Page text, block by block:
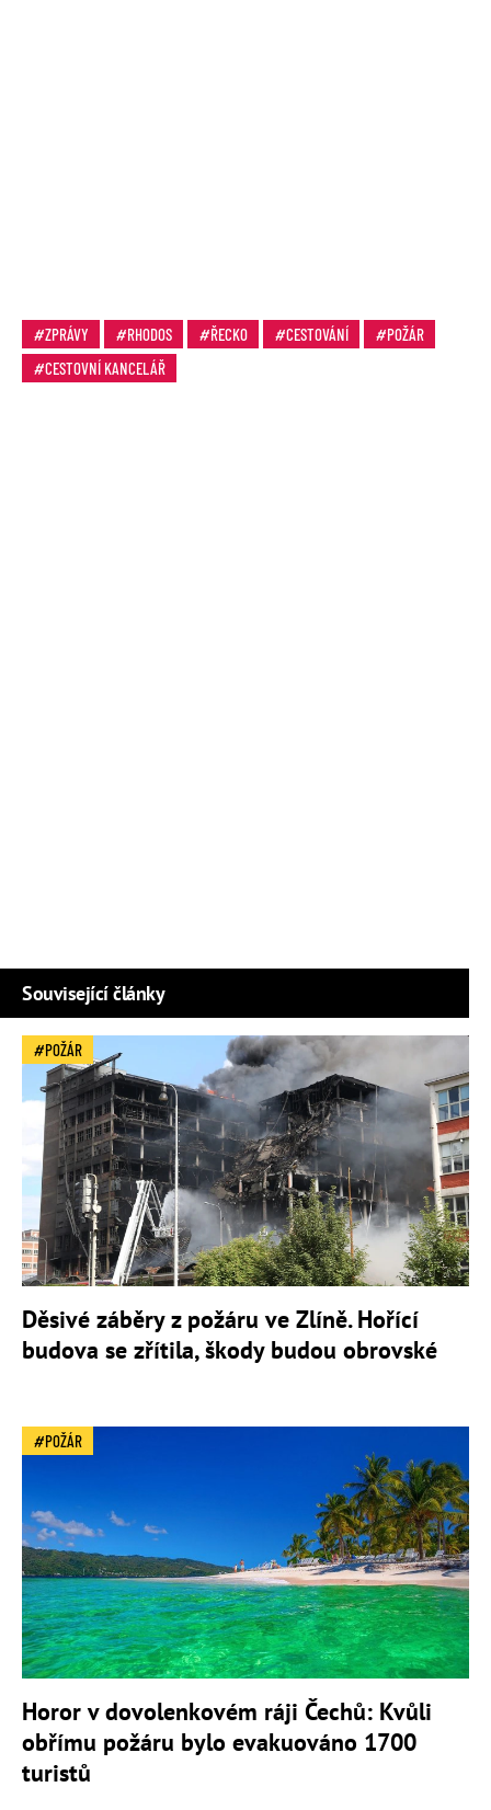
ZPRÁVY RHODOS ŘECKO CESTOVÁNÍ
POŽÁR
CESTOVNÍ KANCELÁŘ
Související články
POŽÁR
Děsivé záběry z požáru ve Zlíně. Hořící
budova se zřítila, škody budou obrovské
POŽÁR
Horor v dovolenkovém ráji Čechů: Kvůli
obřímu požáru bylo evakuováno 1700
turistů